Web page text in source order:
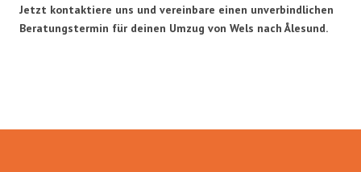
Jetzt kontaktiere uns und vereinbare einen unverbindlichen
Beratungstermin für deinen Umzug von Wels nach Ålesund.